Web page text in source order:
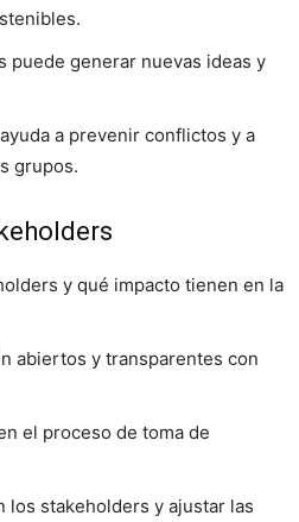
puede generar nuevas ideas y
a prevenir conflictos y a
grupos.
y qué impacto tienen en la
abiertos y transparentes con
el proceso de toma de
los stakeholders y ajustar las